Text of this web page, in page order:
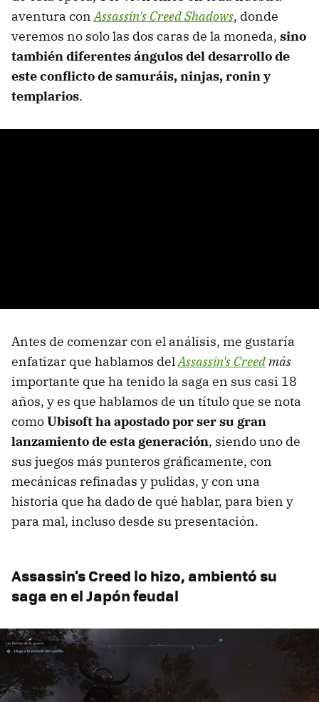
aventura conAssassin's Creed Shadows, donde
veremos no solo las dos caras de la moneda, sino
también diferentes ángulos del desarrollo de
este conflicto de samuráis, ninjas, ronin y
templarios.
Antes de comenzar con el análisis, me gustaría
enfatizar que hablamos delAssassin's Creedmás
importante que ha tenido la saga en sus casi 18
años, y es que hablamos de un título que se nota
comoUbisoft ha apostado por ser su gran
lanzamiento de esta generación, siendo uno de
sus juegos más punteros gráficamente, con
mecánicas refinadas y pulidas, y con una
historia que ha dado de qué hablar, para bien y
para mal, incluso desde su presentación.
Assassin's Creed lo hizo, ambientó su
saga en el Japón feudal